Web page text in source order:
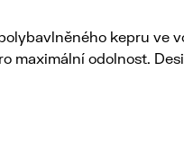
kepru ve
maximální odolnost.